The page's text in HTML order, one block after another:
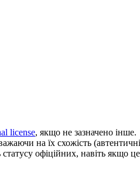
license, якщо не зазначено інше.
на їх схожість
офіційних, навіть якщо це